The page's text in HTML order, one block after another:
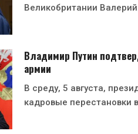
Великобритании
Владимир Путин
армии
В среду, 5 августа,
кадровые перестановки